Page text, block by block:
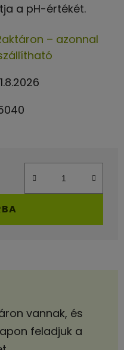
a pH-értékét.
– azonnal
vannak, és
feladjuk a